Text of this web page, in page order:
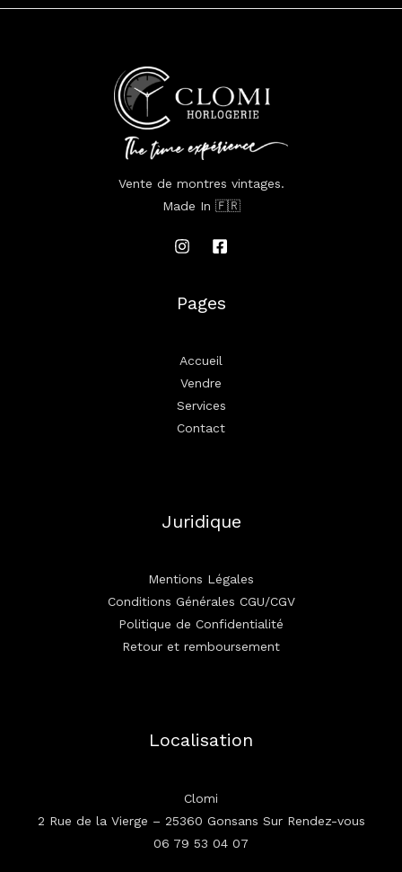
Vente de montres vintages.
Made In 🇫🇷
Pages
Accueil
Vendre
Services
Contact
Juridique
Mentions Légales
Conditions Générales CGU/CGV
Politique de Confidentialité
Retour et remboursement
Localisation
Clomi
2 Rue de la Vierge – 25360 Gonsans Sur Rendez-vous
06 79 53 04 07